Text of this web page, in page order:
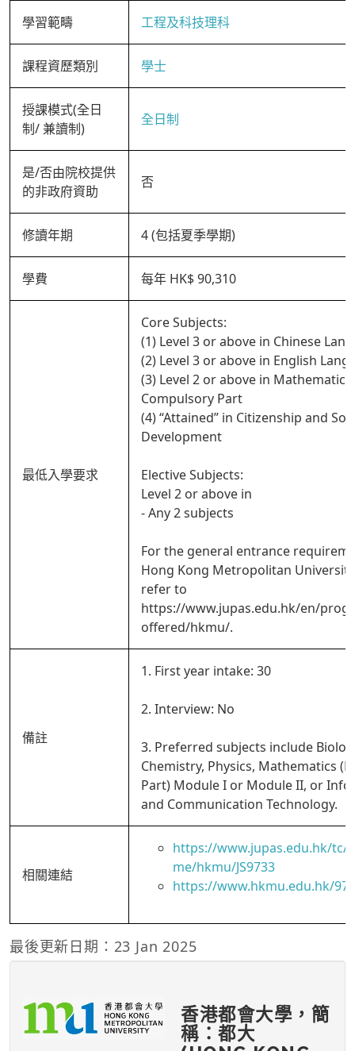
學習範疇 工程及科技理科
課程資歷類別 學士
授課模式(全日
制/ 兼讀制)
全日制
是/否由院校提供
的非政府資助
否
修讀年期 4 (包括夏季學期)
學費 每年 HK$ 90,310
最低入學要求
Core Subjects:
(1) Level 3 or above in Chinese
(2) Level 3 or above in English
(3) Level 2 or above in Mathematics
Compulsory Part
(4) “Attained” in Citizenship and
Development
Elective Subjects:
Level 2 or above in
- Any 2 subjects
For the general entrance
Hong Kong Metropolitan
refer to
https://www.jupas.edu.hk/en/
offered/hkmu/.
備註
1. First year intake: 30
2. Interview: No
3. Preferred subjects include
Chemistry, Physics, Mathematics
Part) Module I or Module II, or
and Communication Technology.
相關連結
https://www.jupas.edu.hk/tc/
me/hkmu/JS9733
https://www.hkmu.edu.hk/
最後更新日期：23 Jan 2025
香港都會大學，簡
稱：都大